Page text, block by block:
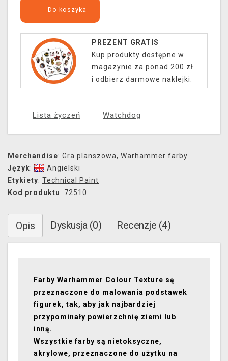
Do koszyka
PREZENT GRATIS
Kup produkty dostępne w
magazynie za ponad 200 zł
i odbierz darmowe naklejki.
Lista życzeń Watchdog
Merchandise: Gra planszowa, Warhammer farby
Język:
Angielski
Etykiety: Technical Paint
Kod produktu: 72510
Opis Dyskusja (0) Recenzje (4)
Farby Warhammer Colour Texture są
przeznaczone do malowania podstawek
figurek, tak, aby jak najbardziej
przypominały powierzchnię ziemi lub
inną.
Wszystkie farby są nietoksyczne,
akrylowe, przeznaczone do użytku na